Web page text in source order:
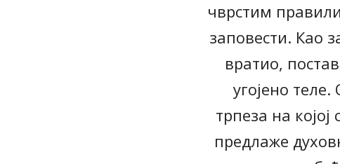
чврстим
заповести. Као
вратио,
угојено
трпеза на
предлаже